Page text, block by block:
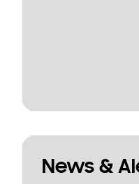
News &